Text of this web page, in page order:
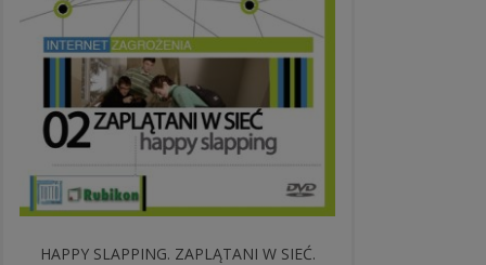
HAPPY SLAPPING. ZAPLĄTANI W SIEĆ.